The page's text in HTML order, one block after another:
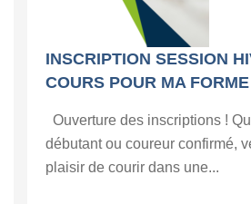
INSCRIPTION SESSION
COURS POUR MA FORME
Ouverture des inscriptions !
débutant ou coureur confirmé,
plaisir de courir dans une...